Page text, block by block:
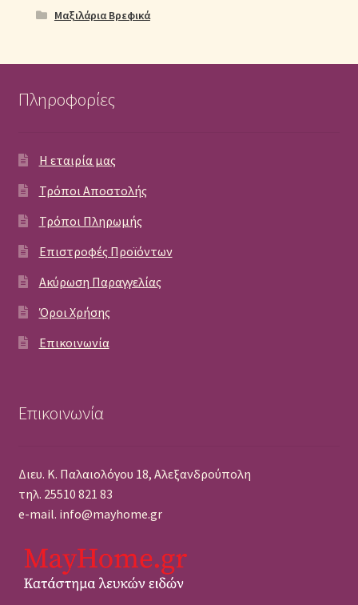
Μαξιλάρια Βρεφικά
Πληροφορίες
Η εταιρία μας
Τρόποι Αποστολής
Τρόποι Πληρωμής
Επιστροφές Προϊόντων
Ακύρωση Παραγγελίας
Όροι Χρήσης
Επικοινωνία
Επικοινωνία
Διευ. Κ. Παλαιολόγου 18, Αλεξανδρούπολη
τηλ. 25510 821 83
e-mail. info@mayhome.gr